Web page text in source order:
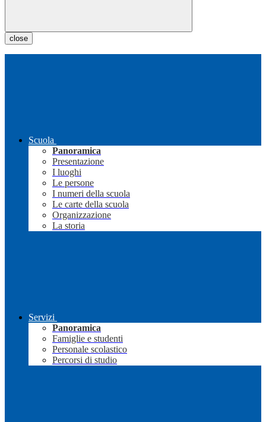
close
Scuola
Panoramica
Presentazione
I luoghi
Le persone
I numeri della scuola
Le carte della scuola
Organizzazione
La storia
Servizi
Panoramica
Famiglie e studenti
Personale scolastico
Percorsi di studio